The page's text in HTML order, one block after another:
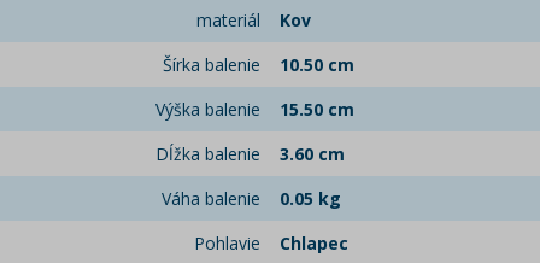
materiál
Kov
Šírka balenie
10.50 cm
Výška balenie
15.50 cm
Dĺžka balenie
3.60 cm
Váha balenie
0.05 kg
Pohlavie
Chlapec